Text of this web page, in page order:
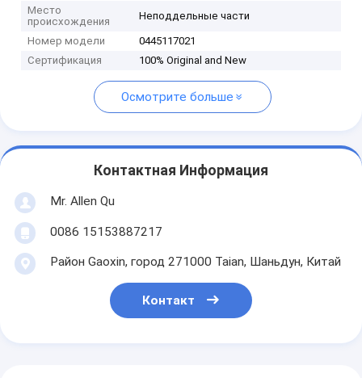
Место
происхождения
Неподдельные части
Номер модели
0445117021
Сертификация
100% Original and New
Осмотрите больше
Контактная Информация
Mr. Allen Qu
0086 15153887217
Район Gaoxin, город 271000 Taian, Шаньдун, Китай
Контакт